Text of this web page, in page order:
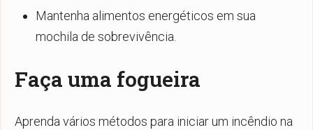
Mantenha alimentos energéticos em sua
mochila de sobrevivência.
Faça uma fogueira
Aprenda vários métodos para iniciar um incêndio na